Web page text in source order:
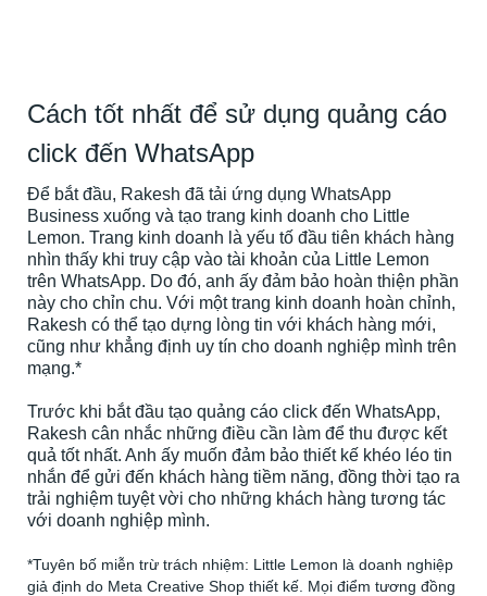
Cách tốt nhất để sử dụng quảng cáo
click đến WhatsApp
Để bắt đầu, Rakesh đã tải ứng dụng WhatsApp
Business xuống và tạo trang kinh doanh cho Little
Lemon. Trang kinh doanh là yếu tố đầu tiên khách hàng
nhìn thấy khi truy cập vào tài khoản của Little Lemon
trên WhatsApp. Do đó, anh ấy đảm bảo hoàn thiện phần
này cho chỉn chu. Với một trang kinh doanh hoàn chỉnh,
Rakesh có thể tạo dựng lòng tin với khách hàng mới,
cũng như khẳng định uy tín cho doanh nghiệp mình trên
mạng.*
Trước khi bắt đầu tạo quảng cáo click đến WhatsApp,
Rakesh cân nhắc những điều cần làm để thu được kết
quả tốt nhất. Anh ấy muốn đảm bảo thiết kế khéo léo tin
nhắn để gửi đến khách hàng tiềm năng, đồng thời tạo ra
trải nghiệm tuyệt vời cho những khách hàng tương tác
với doanh nghiệp mình.
*Tuyên bố miễn trừ trách nhiệm: Little Lemon là doanh nghiệp
giả định do Meta Creative Shop thiết kế. Mọi điểm tương đồng